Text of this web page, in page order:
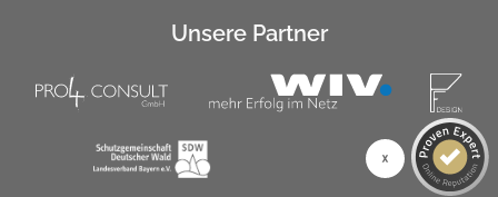
Unsere Partner
SEHR GUT
1k+ Kundenbewertungen
Authentizität
Bewertungen auf
ProvenExpert.com
740
Bewertungen von 7
anderen Quellen
Blick aufs ProvenExpert-Profil werfen
6.8.2026